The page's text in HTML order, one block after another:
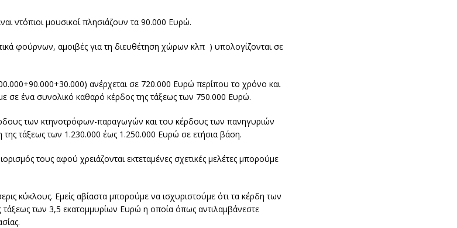
ντόπιοι μουσικοί πλησιάζουν τα 90.000 Ευρώ.
φούρνων, αμοιβές για τη διευθέτηση χώρων κλπ ) υπολογίζονται σε
ανέρχεται σε 720.000 Ευρώ περίπου το χρόνο και
σε ένα συνολικό καθαρό κέρδος της τάξεως των 750.000 Ευρώ.
των κτηνοτρόφων-παραγωγών και του κέρδους των πανηγυριών
τάξεως των 1.230.000 έως 1.250.000 Ευρώ σε ετήσια βάση.
τους αφού χρειάζονται εκτεταμένες σχετικές μελέτες μπορούμε
κύκλους. Εμείς αβίαστα μπορούμε να ισχυριστούμε ότι τα κέρδη των
των 3,5 εκατομμυρίων Ευρώ η οποία όπως αντιλαμβάνεστε